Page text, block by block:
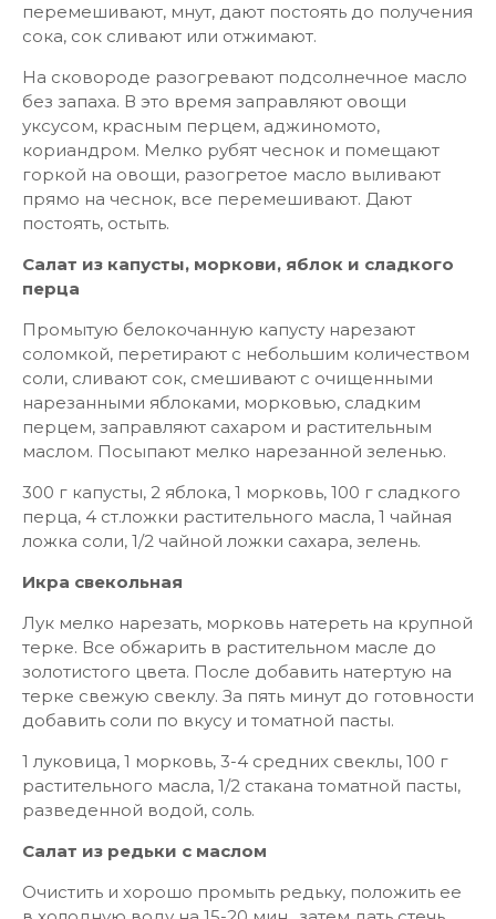
перемешивают, мнут, дают постоять до получения
сока, сок сливают или отжимают.
На сковороде разогревают подсолнечное масло
без запаха. В это время заправляют овощи
уксусом, красным перцем, аджиномото,
кориандром. Мелко рубят чеснок и помещают
горкой на овощи, разогретое масло выливают
прямо на чеснок, все перемешивают. Дают
постоять, остыть.
Салат из капусты, моркови, яблок и сладкого
перца
Промытую белокочанную капусту нарезают
соломкой, перетирают с небольшим количеством
соли, сливают сок, смешивают с очищенными
нарезанными яблоками, морковью, сладким
перцем, заправляют сахаром и растительным
маслом. Посыпают мелко нарезанной зеленью.
300 г капусты, 2 яблока, 1 морковь, 100 г сладкого
перца, 4 ст.ложки растительного масла, 1 чайная
ложка соли, 1/2 чайной ложки сахара, зелень.
Икра свекольная
Лук мелко нарезать, морковь натереть на крупной
терке. Все обжарить в растительном масле до
золотистого цвета. После добавить натертую на
терке свежую свеклу. За пять минут до готовности
добавить соли по вкусу и томатной пасты.
1 луковица, 1 морковь, 3-4 средних свеклы, 100 г
растительного масла, 1/2 стакана томатной пасты,
разведенной водой, соль.
Салат из редьки с маслом
Очистить и хорошо промыть редьку, положить ее